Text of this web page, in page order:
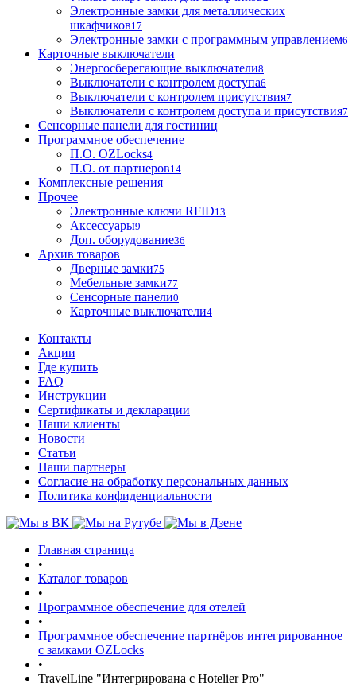
Электронные замки для металлических
шкафчиков17
Электронные замки с программным управлением6
Карточные выключатели
Энергосберегающие выключатели8
Выключатели с контролем доступа6
Выключатели с контролем присутствия7
Выключатели с контролем доступа и присутствия7
Сенсорные панели для гостиниц
Программное обеспечение
П.О. OZLocks4
П.О. от партнеров14
Комплексные решения
Прочее
Электронные ключи RFID13
Аксессуары9
Доп. оборудование36
Архив товаров
Дверные замки75
Мебельные замки77
Сенсорные панели0
Карточные выключатели4
Контакты
Акции
Где купить
FAQ
Инструкции
Сертификаты и декларации
Наши клиенты
Новости
Статьи
Наши партнеры
Согласие на обработку персональных данных
Политика конфиденциальности
Главная страница
•
Каталог товаров
•
Программное обеспечение для отелей
•
Программное обеспечение партнёров интегрированное
с замками OZLocks
•
TravelLine "Интегрирована с Hotelier Pro"